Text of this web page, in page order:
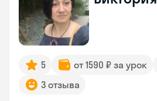
5 от 1590 ₽ за урок
3 отзыва